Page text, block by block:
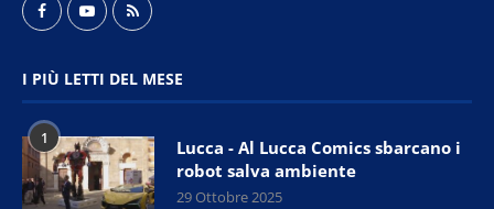
I PIÙ LETTI DEL MESE
1
Lucca - Al Lucca Comics sbarcano i
robot salva ambiente
29 Ottobre 2025